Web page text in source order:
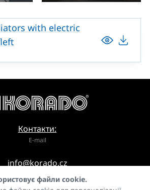
with electric
Контакти:
E-mail
info@korado.cz
файли cookie.